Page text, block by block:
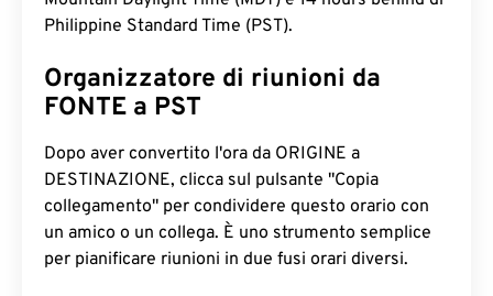
Philippine Standard Time (PST).
Organizzatore di riunioni da
FONTE a PST
Dopo aver convertito l'ora da ORIGINE a
DESTINAZIONE, clicca sul pulsante "Copia
collegamento" per condividere questo orario con
un amico o un collega. È uno strumento semplice
per pianificare riunioni in due fusi orari diversi.